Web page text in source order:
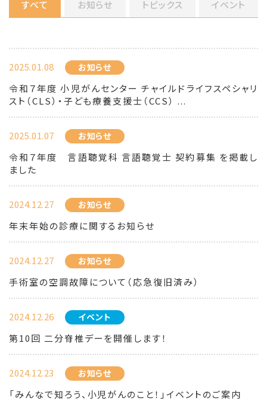
すべて お知らせ トピックス イベント
2025.01.08 お知らせ
令和７年度 小児がんセンター チャイルドライフスペシャリ
スト（CLS）・子ども療養支援士（CCS） ...
2025.01.07 お知らせ
令和７年度 言語聴覚科 言語聴覚士 契約募集 を掲載し
ました
2024.12.27 お知らせ
年末年始の診療に関するお知らせ
2024.12.27 お知らせ
手術室の空調故障について（応急復旧済み）
2024.12.26 イベント
第10回 二分脊椎デーを開催します！
2024.12.23 お知らせ
「みんなで知ろう、小児がんのこと！」イベントのご案内